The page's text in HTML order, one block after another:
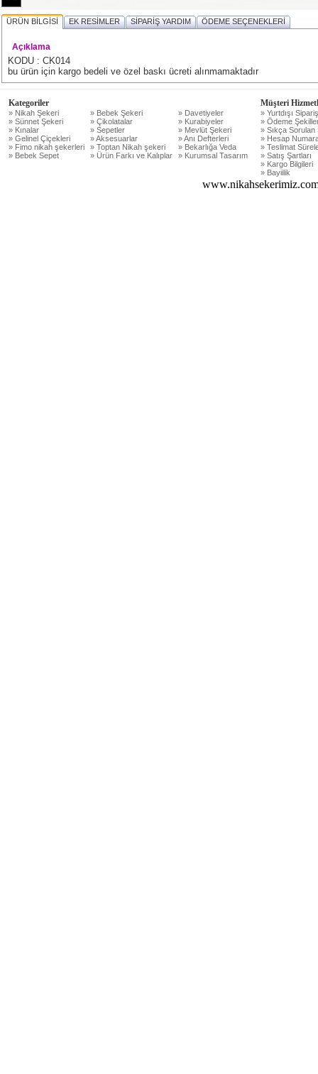
ÜRÜN BİLGİSİ EK RESİMLER SİPARİŞ YARDIM ÖDEME SEÇENEKLERİ
Açıklama
KODU : CK014
bu ürün için kargo bedeli ve özel baskı ücreti alınmamaktadır
Kategoriler
» Nikah Şekeri » Bebek Şekeri
» Davetiyeler
» Sünnet Şekeri
» Çikolatalar
» Kurabiyeler
» Kınalar
» Sepetler
» Mevlüt Şekeri
» Gelinel Çiçekleri
» Aksesuarlar
» Anı Defterleri
» Fimo nikah şekerleri
» Toptan Nikah şekeri
» Bekarlığa Veda
» Bebek Sepet
» Ürün Farkı ve Kalıplar » Kurumsal Tasarım
Müşteri
» Yurtdışı
» Ödeme
» Sıkça Sorulan
» Hesap
» Teslimat
» Satış Şartları
» Kargo Bilgileri
» Bayiilik